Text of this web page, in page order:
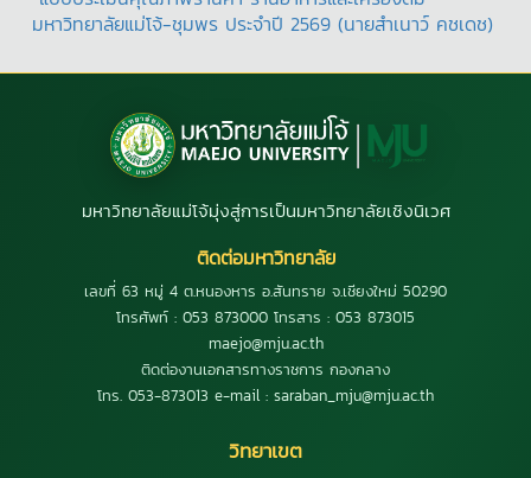
มหาวิทยาลัยแม่โจ้-ชุมพร ประจำปี 2569 (นายสำเนาว์ คชเดช)
มหาวิทยาลัยแม่โจ้มุ่งสู่การเป็นมหาวิทยาลัยเชิงนิเวศ
ติดต่อมหาวิทยาลัย
เลขที่ 63 หมู่ 4 ต.หนองหาร อ.สันทราย จ.เชียงใหม่ 50290
โทรศัพท์ : 053 873000 โทรสาร : 053 873015
maejo@mju.ac.th
ติดต่องานเอกสารทางราชการ กองกลาง
โทร. 053-873013 e-mail : saraban_mju@mju.ac.th
วิทยาเขต